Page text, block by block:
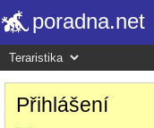
poradna.net
Přihlášení